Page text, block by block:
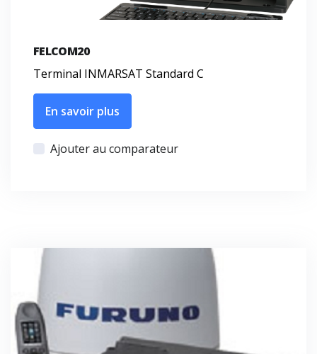
FELCOM20
Terminal INMARSAT Standard C
En savoir plus
Ajouter au comparateur